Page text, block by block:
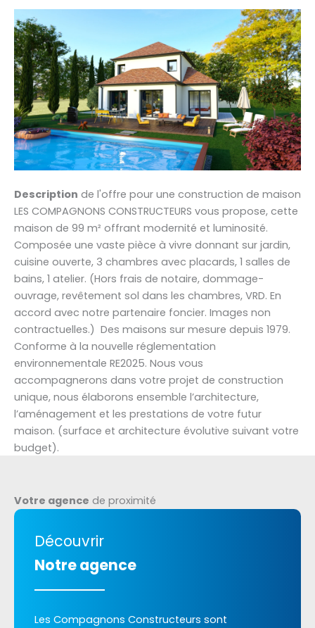
Description de l'offre pour une construction de maison
LES COMPAGNONS CONSTRUCTEURS vous propose, cette
maison de 99 m² offrant modernité et luminosité.
Composée une vaste pièce à vivre donnant sur jardin,
cuisine ouverte, 3 chambres avec placards, 1 salles de
bains, 1 atelier. (Hors frais de notaire, dommage-
ouvrage, revêtement sol dans les chambres, VRD. En
accord avec notre partenaire foncier. Images non
contractuelles.) Des maisons sur mesure depuis 1979.
Conforme à la nouvelle réglementation
environnementale RE2025. Nous vous
accompagnerons dans votre projet de construction
unique, nous élaborons ensemble l’architecture,
l’aménagement et les prestations de votre futur
maison. (surface et architecture évolutive suivant votre
budget).
Votre agence de proximité
Découvrir
Notre agence
Les Compagnons Constructeurs sont